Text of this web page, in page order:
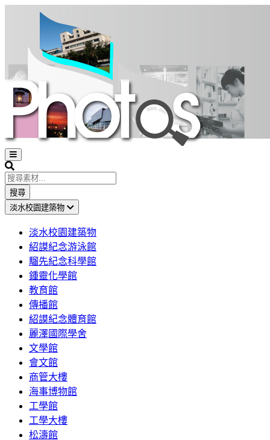
Open
sidebar
Search
搜尋
淡水校園建築物
淡水校園建築物
紹謨紀念游泳館
騮先紀念科學館
鍾靈化學館
教育館
傳播館
紹謨紀念體育館
麗澤國際學舍
文學館
會文館
商管大樓
海事博物館
工學館
工學大樓
松濤館